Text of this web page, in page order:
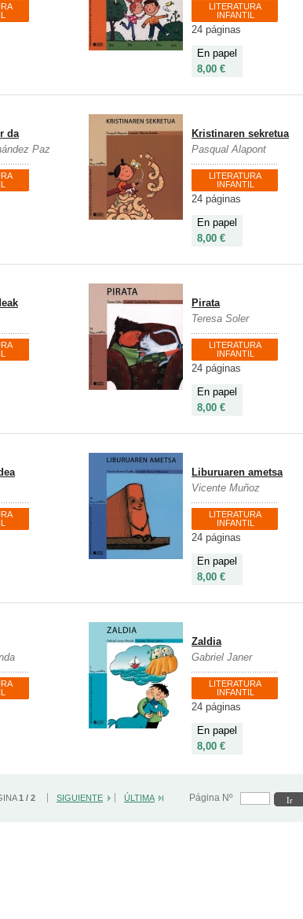
LITERATURA
INFANTIL
24 páginas
En papel
8,00 €
da
Paz
Kristinaren sekretua
Pasqual Alapont
LITERATURA
INFANTIL
24 páginas
En papel
8,00 €
Pirata
Teresa Soler
LITERATURA
INFANTIL
24 páginas
En papel
8,00 €
Liburuaren ametsa
Vicente Muñoz
LITERATURA
INFANTIL
24 páginas
En papel
8,00 €
Zaldia
Gabriel Janer
LITERATURA
INFANTIL
24 páginas
En papel
8,00 €
1 / 2 SIGUIENTE ÚLTIMA Página Nº